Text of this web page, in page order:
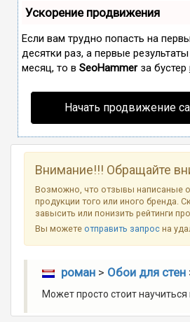
Ускорение продвижения
Если вам трудно попасть на
десятки раз, а первые
месяц, то в SeoHammerза бустер
Начать продвижение
Внимание!!! Обращайте
Возможно, что отзывы написаные
продукции того или иного бренда.
завысить или понизить рейтинги
Вы можетеотправить запрос на
роман> Обои для стен
Может просто стоит